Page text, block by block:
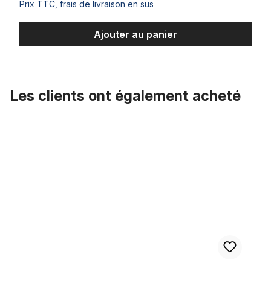
Prix TTC, frais de livraison en sus
Ajouter au panier
Les clients ont également acheté